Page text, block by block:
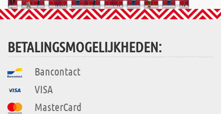
BETALINGSMOGELIJKHEDEN:
Bancontact
VISA
MasterCard